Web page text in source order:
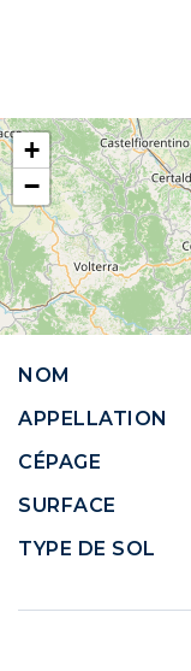
+
−
NOM
APPELLATION
CÉPAGE
SURFACE
TYPE DE SOL